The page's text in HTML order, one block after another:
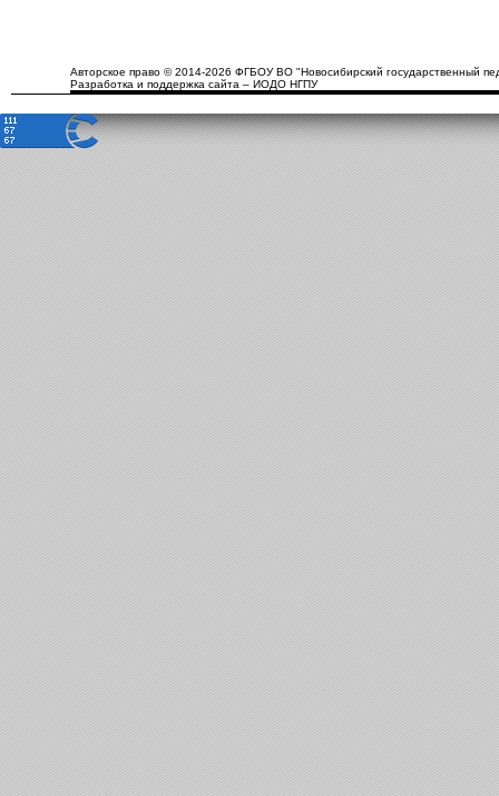
Авторское право © 2014-2026 ФГБОУ ВО "Новосибирский государственный
Разработка и поддержка сайта – ИОДО НГПУ